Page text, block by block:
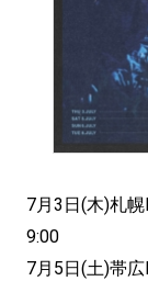
7月3日(木)札
9:00
7月5日(土)帯